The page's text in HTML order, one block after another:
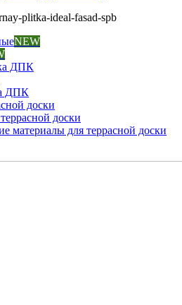
NEW
ДПК
ДПК
доски
доски
материалы для террасной доски